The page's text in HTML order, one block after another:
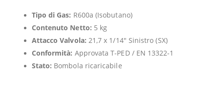
Tipo di Gas: R600a (Isobutano)
Contenuto Netto: 5 kg
Attacco Valvola: 21,7 x 1/14″ Sinistro (SX)
Conformità: Approvata T-PED / EN 13322-1
Stato: Bombola ricaricabile